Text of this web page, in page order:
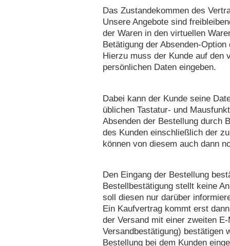
Das Zustandekommen des
Unsere Angebote sind
der Waren in den virtuellen
Betätigung der Absenden-
Hierzu muss der Kunde auf den
persönlichen Daten eingeben.
Dabei kann der Kunde seine
üblichen Tastatur- und
Absenden der Bestellung durch
des Kunden einschließlich der
können von diesem auch dann
Den Eingang der Bestellung
Bestellbestätigung stellt keine
soll diesen nur darüber
Ein Kaufvertrag kommt erst
der Versand mit einer zweiten
Versandbestätigung) bestätigen
Bestellung bei dem Kunden